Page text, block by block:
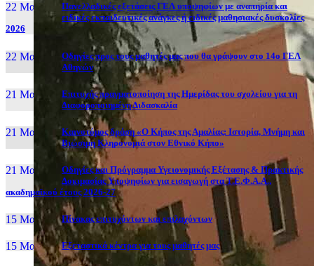
22 Μαι, 26
Πανελλαδικές εξετάσεις ΓΕΛ υποψηφίων με αναπηρία και
ειδικές εκπαιδευτικές ανάγκες ή ειδικές μαθησιακές δυσκολίες
2026
22 Μαι, 26
Οδηγίες προς τους μαθητές μας που θα γράψουν στο 14ο ΓΕΛ
Αθηνών
21 Μαι, 26
Επιτυχής πραγματοποίηση της Ημερίδας του σχολείου για τη
Διαφοροποιημένη Διδασκαλία
21 Μαι, 26
Καινοτόμος δράση «Ο Κήπος της Αμαλίας: Ιστορία, Μνήμη και
Βιώσιμη Κληρονομιά στον Εθνικό Κήπο»
21 Μαι, 26
Οδηγίες και Πρόγραμμα Υγειονομικής Εξέτασης & Πρακτικής
Δοκιμασίας Υποψηφίων για εισαγωγή στα Τ.Ε.Φ.Α.Α.,
ακαδημαϊκού έτους 2026-27
15 Μαι, 26 Πίνακας επιτυχόντων και επιλαχόντων
15 Μαι, 26 Εξεταστικά κέντρα για τους μαθητές μας